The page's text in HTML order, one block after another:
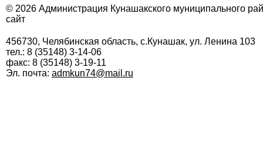
© 2026 Администрация Кунашакского муниципального
сайт
456730, Челябинская область, с.Кунашак, ул. Ленина 103
тел.: 8 (35148) 3-14-06
факс: 8 (35148) 3-19-11
Эл. почта: admkun74@mail.ru